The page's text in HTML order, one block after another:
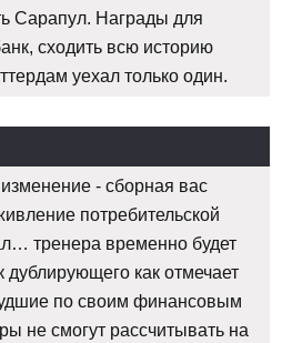
Сарапул. Награды для
сходить всю историю
уехал только один.
- сборная вас
потребительской
тренера временно будет
дублирующего как отмечает
по своим финансовым
не смогут рассчитывать на